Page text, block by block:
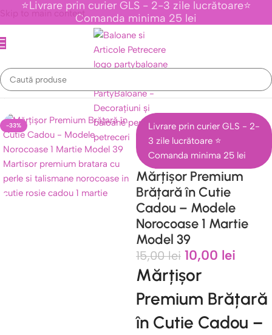
Skip to main content
⭐Livrare prin curier GLS - 2-3 zile lucrătoare⭐
Comanda minima 25 lei
Deosebite Colecția Elogiu Primăverii/Martisoare Tip Bratara
-33%
Livrare prin curier GLS - 2-
3 zile lucrătoare ⭐
Comanda minima 25 lei
Mărțișor Premium
Brățară în Cutie
Cadou – Modele
Norocoase 1 Martie
Model 39
15,00lei 10,00 lei
Mărțișor
Premium Brățară
în Cutie Cadou –